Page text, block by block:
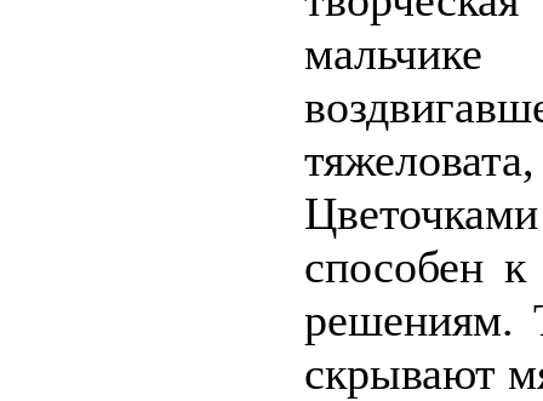
способен
решениям.
скрывают